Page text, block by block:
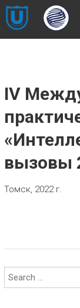
Skip
to
content
НОЦ
НОЦ
СОБСТВЕННОСТЬ
ПРАВА»
IV
вызовы
Томск, 2022 г.